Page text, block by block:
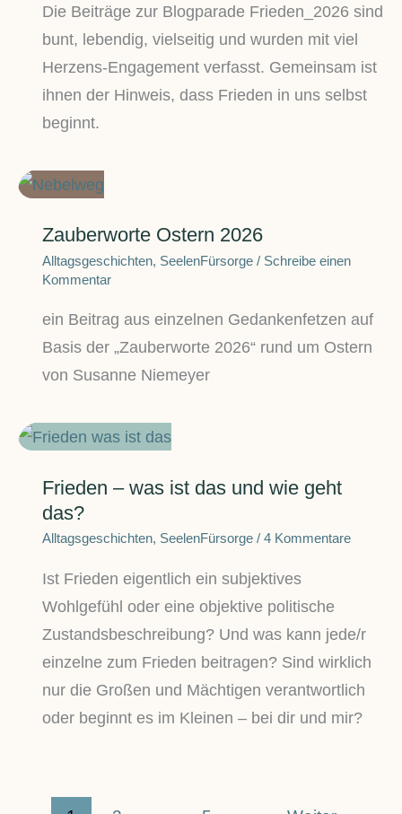
Die Beiträge zur Blogparade Frieden_2026 sind
bunt, lebendig, vielseitig und wurden mit viel
Herzens-Engagement verfasst. Gemeinsam ist
ihnen der Hinweis, dass Frieden in uns selbst
beginnt.
Zauberworte Ostern 2026
Alltagsgeschichten, SeelenFürsorge / Schreibe einen
Kommentar
ein Beitrag aus einzelnen Gedankenfetzen auf
Basis der „Zauberworte 2026“ rund um Ostern
von Susanne Niemeyer
Frieden – was ist das und wie geht
das?
Alltagsgeschichten, SeelenFürsorge /4 Kommentare
Ist Frieden eigentlich ein subjektives
Wohlgefühl oder eine objektive politische
Zustandsbeschreibung? Und was kann jede/r
einzelne zum Frieden beitragen? Sind wirklich
nur die Großen und Mächtigen verantwortlich
oder beginnt es im Kleinen – bei dir und mir?